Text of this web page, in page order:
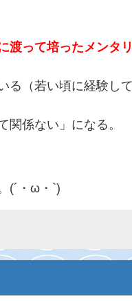
渡って培ったメンタ
る（若い頃に経験し
係ない」になる。
(´・ω・`)